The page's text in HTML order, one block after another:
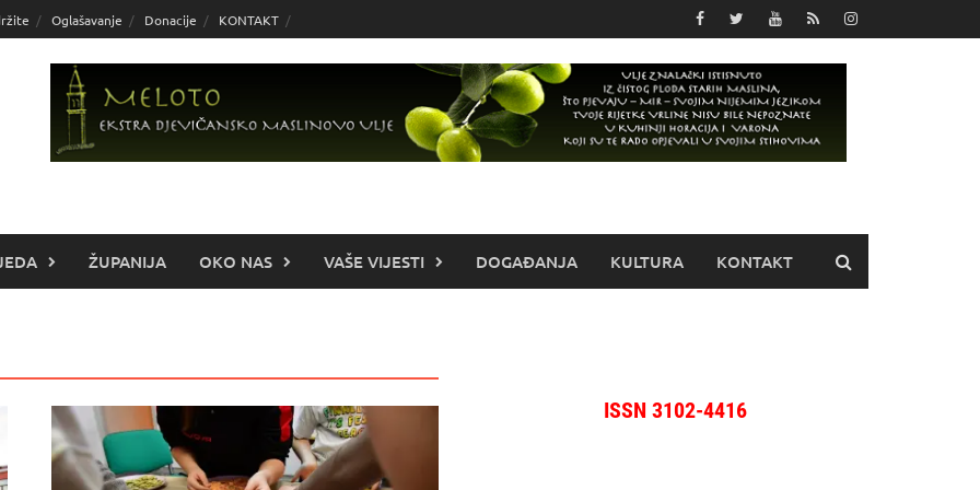
Oglašavanje Donacije KONTAKT
ŽUPANIJA OKO NAS VAŠE VIJESTI DOGAĐANJA KULTURA KONTAKT
ISSN 3102-4416